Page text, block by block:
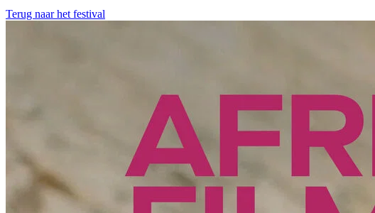
Terug naar het festival